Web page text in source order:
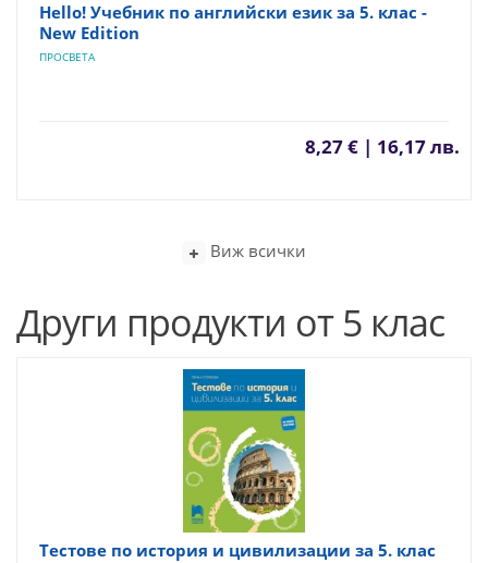
Hello! Учебник по английски език за 5. клас -
New Edition
ПРОСВЕТА
8,27 € | 16,17 лв.
Виж всички
Други продукти от 5 клас
Тестове по история и цивилизации за 5. клас